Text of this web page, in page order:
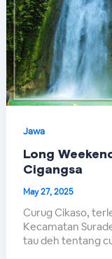
Jawa
Long
Cigangsa
May 27, 2025
Curug Cikaso,
Kecamatan
tau deh tentang